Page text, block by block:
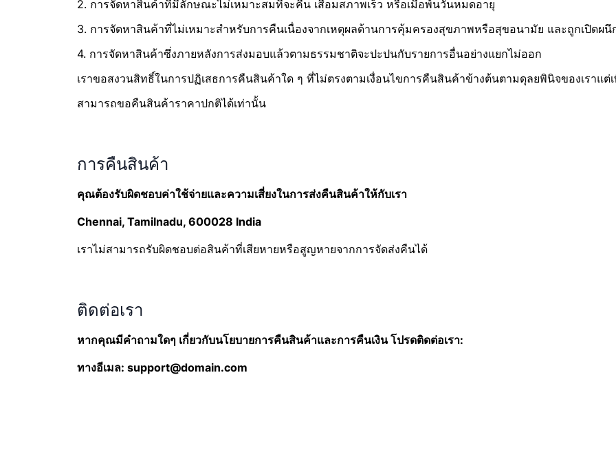
2. การจัดหาสินค้าที่มีลักษณะไม่เหมาะสมที่จะคืน เสื่อมสภาพเร็ว หรือเมื่อพ้นวันหมดอายุ
3. การจัดหาสินค้าที่ไม่เหมาะสำหรับการคืนเนื่องจากเหตุผลด้านการคุ้มครองสุขภาพหรือสุขอนามัย และถูกเปิดผนึ
4. การจัดหาสินค้าซึ่งภายหลังการส่งมอบแล้วตามธรรมชาติจะปะปนกับรายการอื่นอย่างแยกไม่ออก
เราขอสงวนสิทธิ์ในการปฏิเสธการคืนสินค้าใด ๆ ที่ไม่ตรงตามเงื่อนไขการคืนสินค้าข้างต้นตามดุลยพินิจของเราแต่เ
สามารถขอคืนสินค้าราคาปกติได้เท่านั้น
การคืนสินค้า
คุณต้องรับผิดชอบค่าใช้จ่ายและความเสี่ยงในการส่งคืนสินค้าให้กับเรา
Chennai, Tamilnadu, 600028 India
เราไม่สามารถรับผิดชอบต่อสินค้าที่เสียหายหรือสูญหายจากการจัดส่งคืนได้
ติดต่อเรา
หากคุณมีคำถามใดๆ เกี่ยวกับนโยบายการคืนสินค้าและการคืนเงิน โปรดติดต่อเรา:
ทางอีเมล: support@domain.com